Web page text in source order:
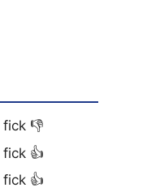
fick 👎
fick 👍
fick 👍